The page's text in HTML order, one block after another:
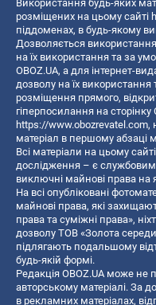
Використання будь-яких
розміщених на цьому сайті
піддоменах, в будь-якому
Дозволяється
на їх використання та за
OBOZ.UA, а для інтернет-
дозволу на їх
розміщення прямого,
гіперпосилання на
https://www.obozrevatel.com,
матеріал в першому абзаці
Всі матеріали на цьому
дослідження – є
виключні майнові права на
На всі опубліковані
майнові права, які
права та суміжні права»,
дозволу ТОВ «Золота
підлягають подальшому
будь-якій формі.
Редакція OBOZ.UA може не
авторському матеріалі. За
в рекламних матеріалах,